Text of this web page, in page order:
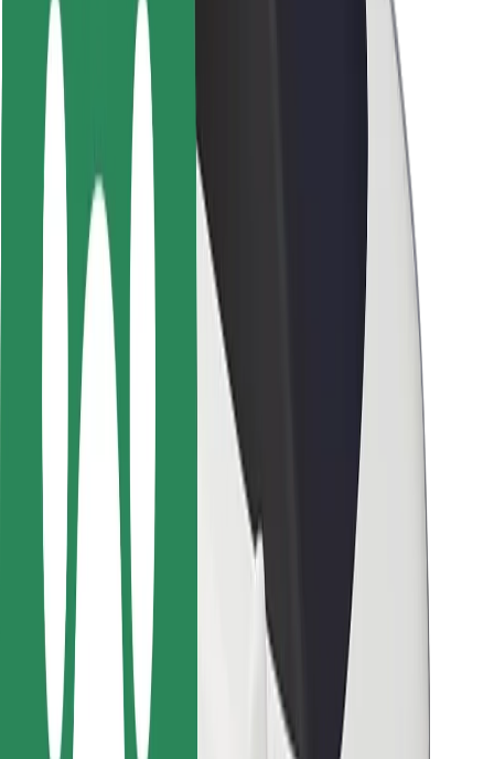
Безпека пасажирів
Безпека водіїв
Безпека електросамокатів
Лабораторія безпеки
Міста
Розташування
Міські рішення
Аеропорти
Зарядні станції Bolt
Підтримка
Для пасажирів
Для водіїв
Для кур'єрів
Доставка Bolt Food
Для власників автопарків
Для ресторанів
Bolt for Business
Інше
Постачальникам